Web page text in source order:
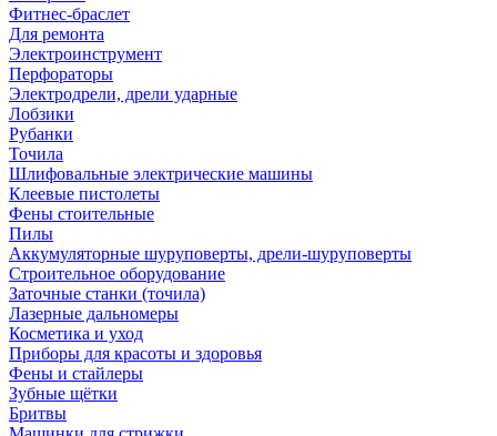
Фитнес-браслет
Для ремонта
Электроинструмент
Перфораторы
Электродрели, дрели ударные
Лобзики
Рубанки
Точила
Шлифовальные электрические машины
Клеевые пистолеты
Фены стоительные
Пилы
Аккумуляторные шуруповерты, дрели-шуруповерты
Строительное оборудование
Заточные станки (точила)
Лазерные дальномеры
Косметика и уход
Приборы для красоты и здоровья
Фены и стайлеры
Зубные щётки
Бритвы